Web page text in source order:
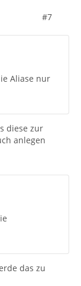
#7
Aliase nur
diese zur
anlegen
das zu